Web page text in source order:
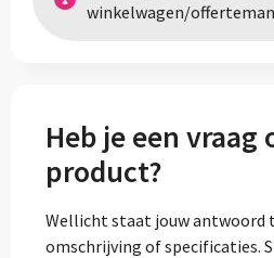
winkelwagen/
Heb je een vraag
product?
Wellicht staat jouw antwoord
omschrijving of specificaties.